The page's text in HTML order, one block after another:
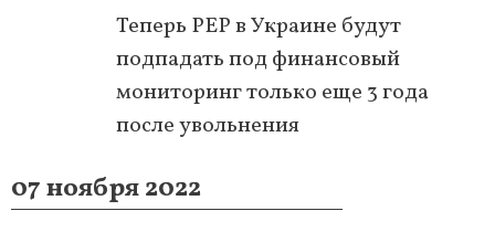
Теперь PEP в Украине будут
подпадать под финансовый
мониторинг только еще 3 года
после увольнения
07 ноября 2022